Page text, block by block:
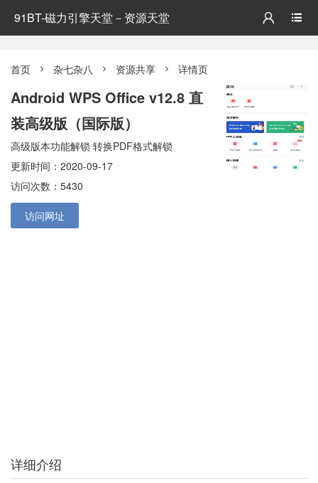
91BT-磁力引擎天堂－资源天堂 

首页  杂七杂八  资源共享  详情页
Android WPS Office v12.8 直
装高级版（国际版）
高级版本功能解锁 转换PDF格式解锁
更新时间：2020-09-17
访问次数：5430
访问网址
详细介绍